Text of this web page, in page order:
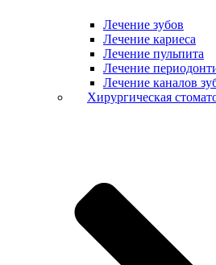
Лечение зубов
Лечение кариеса
Лечение пульпита
Лечение
Лечение каналов
Хирургическая